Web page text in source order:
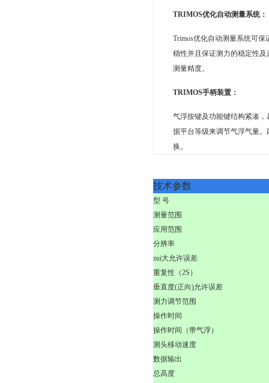
TRIMOS优化自动测量系统：
Trimos优化自动测量系统可
稳性并且保证测力的稳定性
测量精度。
TRIMOS手柄装置：
气浮按键及功能键结构紧凑
据平台等级来调节气浮气量
换。
技术参数
型 号
测量范围
应用范围
分辨率
zui大允许误差
重复性（2S）
垂直度(正向)允许误差
测力调节范围
操作时间
操作时间（带气浮）
测头移动速度
数据输出
总高度